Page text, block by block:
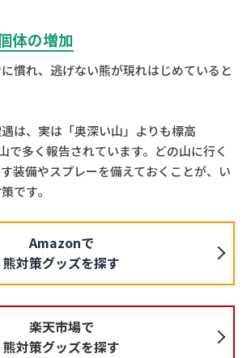
体の増加
慣れ、逃げない熊が現れはじめていると
は、実は「奥深い山」よりも標高
で多く報告されています。どの山に行く
装備やスプレーを備えておくことが、い
です。
Amazonで
熊対策グッズを探す
楽天市場で
熊対策グッズを探す